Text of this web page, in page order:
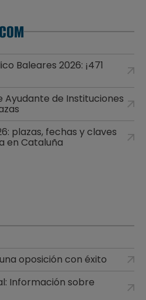
Baleares 2026: ¡471
Ayudante de Instituciones
plazas, fechas y claves
en Cataluña
oposición con éxito
Información sobre